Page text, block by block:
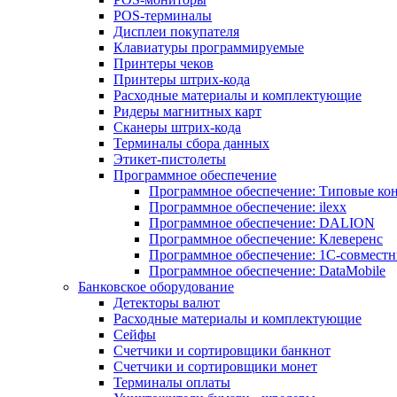
POS-терминалы
Дисплеи покупателя
Клавиатуры программируемые
Принтеры чеков
Принтеры штрих-кода
Расходные материалы и комплектующие
Ридеры магнитных карт
Сканеры штрих-кода
Терминалы сбора данных
Этикет-пистолеты
Программное обеспечение
Программное обеспечение: Типовые
Программное обеспечение: ilexx
Программное обеспечение: DALION
Программное обеспечение: Клеверенс
Программное обеспечение: 1С-
Программное обеспечение: DataMobile
Банковское оборудование
Детекторы валют
Расходные материалы и комплектующие
Сейфы
Счетчики и сортировщики банкнот
Счетчики и сортировщики монет
Терминалы оплаты